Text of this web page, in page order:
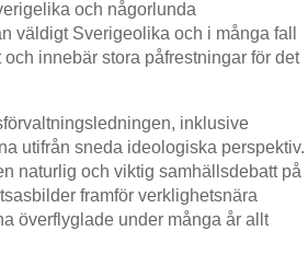
och någorlunda
väldigt Sverigeolika och i många fall
innebär stora påfrestningar för det
inklusive
utifrån sneda ideologiska perspektiv.
naturlig och viktig samhällsdebatt på
framför verklighetsnära
överflyglade under många år allt